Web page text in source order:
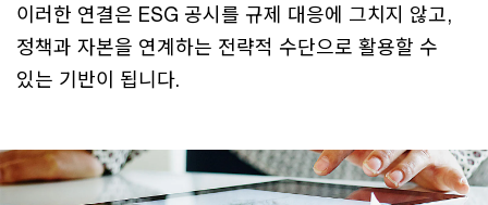
이러한 연결은 ESG 공시를 규제 대응에 그치지 않고,
정책과 자본을 연계하는 전략적 수단으로 활용할 수
있는 기반이 됩니다.